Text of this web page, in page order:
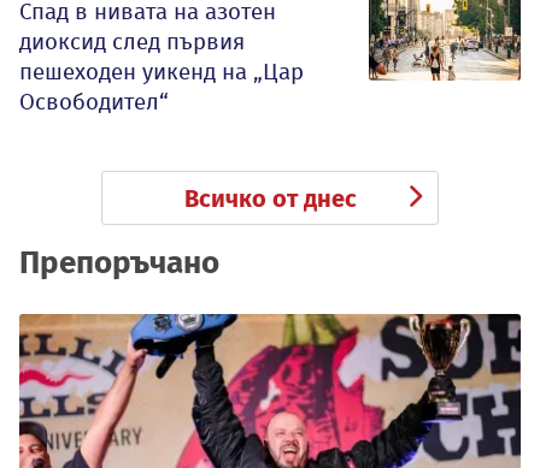
Спад в нивата на азотен
диоксид след първия
пешеходен уикенд на „Цар
Освободител“
Всичко от днес
Препоръчано